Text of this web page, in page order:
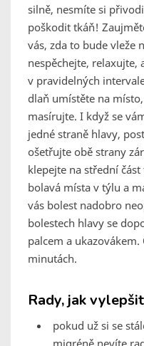
silně, nesmíte si
poškodit tkáň!
vás, zda to bude vleže
nespěchejte, relaxujte,
v pravidelných
dlaň umístěte na
masírujte. I když se
jedné straně hlavy,
ošetřujte obě strany
klepejte na střední
bolavá místa v týlu a
vás bolest nadobro
bolestech hlavy se
palcem a
minutách.
Rady, jak
pokud už si se